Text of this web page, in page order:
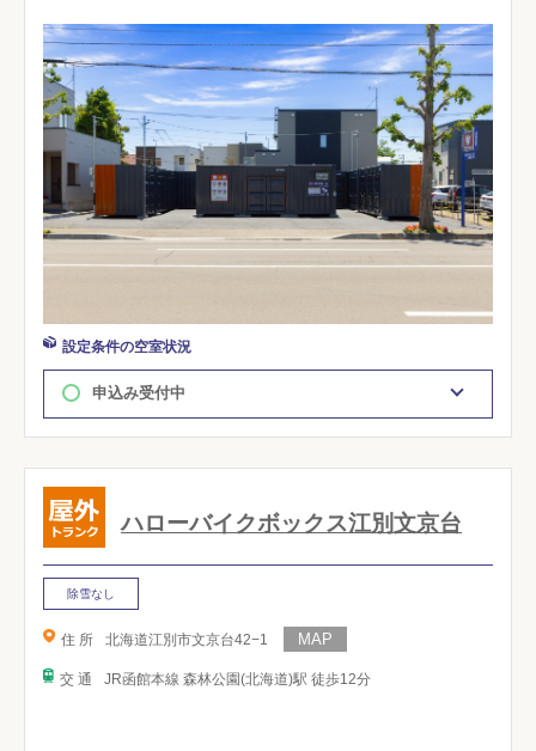
設定条件の空室状況
申込み受付中
ハローバイクボックス江別文京台
除雪なし
住 所 北海道江別市文京台42−1
交 通 JR函館本線 森林公園(北海道)駅 徒歩12分